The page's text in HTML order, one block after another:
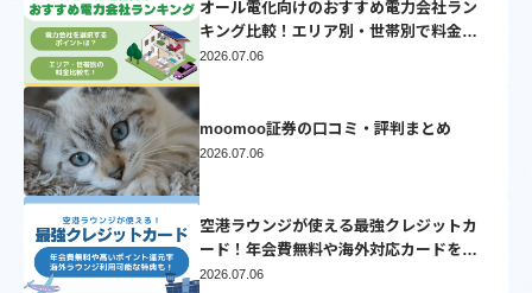
オール電化向けのおすすめ電力会社ラン
キング比較！エリア別・世帯別で料金比
較シミュレーション【2025】
2026.07.06
moomoo証券の口コミ・評判まとめ
2026.07.06
空港ラウンジが使える最強クレジットカ
ード！年会費無料や海外対応カードを厳
選
2026.07.06